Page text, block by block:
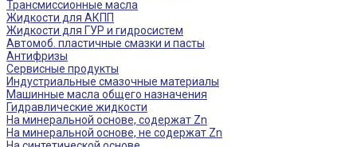
Трансмиссионные масла
Жидкости для АКПП
Жидкости для ГУР и гидросистем
Автомоб. пластичные смазки и пасты
Антифризы
Сервисные продукты
Индустриальные смазочные материалы
Машинные масла общего назначения
Гидравлические жидкости
На минеральной основе, содержат Zn
На минеральной основе, не содержат Zn